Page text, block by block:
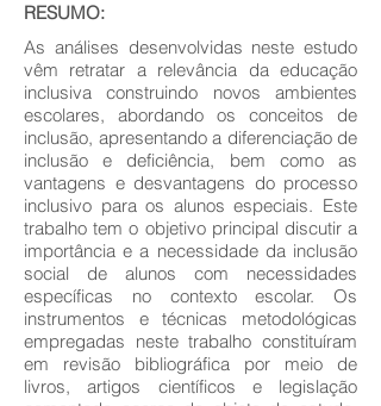
RESUMO:
As análises desenvolvidas neste estudo
vêm retratar a relevância da educação
inclusiva construindo novos ambientes
escolares, abordando os conceitos de
inclusão, apresentando a diferenciação de
inclusão e deficiência, bem como as
vantagens e desvantagens do processo
inclusivo para os alunos especiais. Este
trabalho tem o objetivo principal discutir a
importância e a necessidade da inclusão
social de alunos com necessidades
específicas no contexto escolar. Os
instrumentos e técnicas metodológicas
empregadas neste trabalho constituíram
em revisão bibliográfica por meio de
livros, artigos científicos e legislação